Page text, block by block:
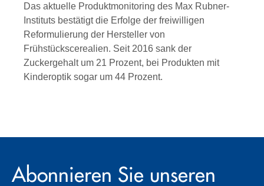
Das aktuelle Produktmonitoring des Max Rubner-
Instituts bestätigt die Erfolge der freiwilligen
Reformulierung der Hersteller von
Frühstückscerealien. Seit 2016 sank der
Zuckergehalt um 21 Prozent, bei Produkten mit
Kinderoptik sogar um 44 Prozent.
Abonnieren Sie unseren